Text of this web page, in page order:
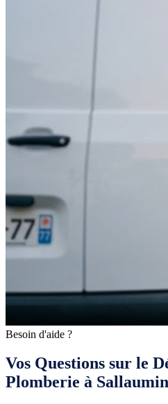
Besoin d'aide ?
Vos Questions sur le
Plomberie à